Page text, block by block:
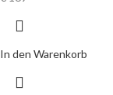
In den Warenkorb